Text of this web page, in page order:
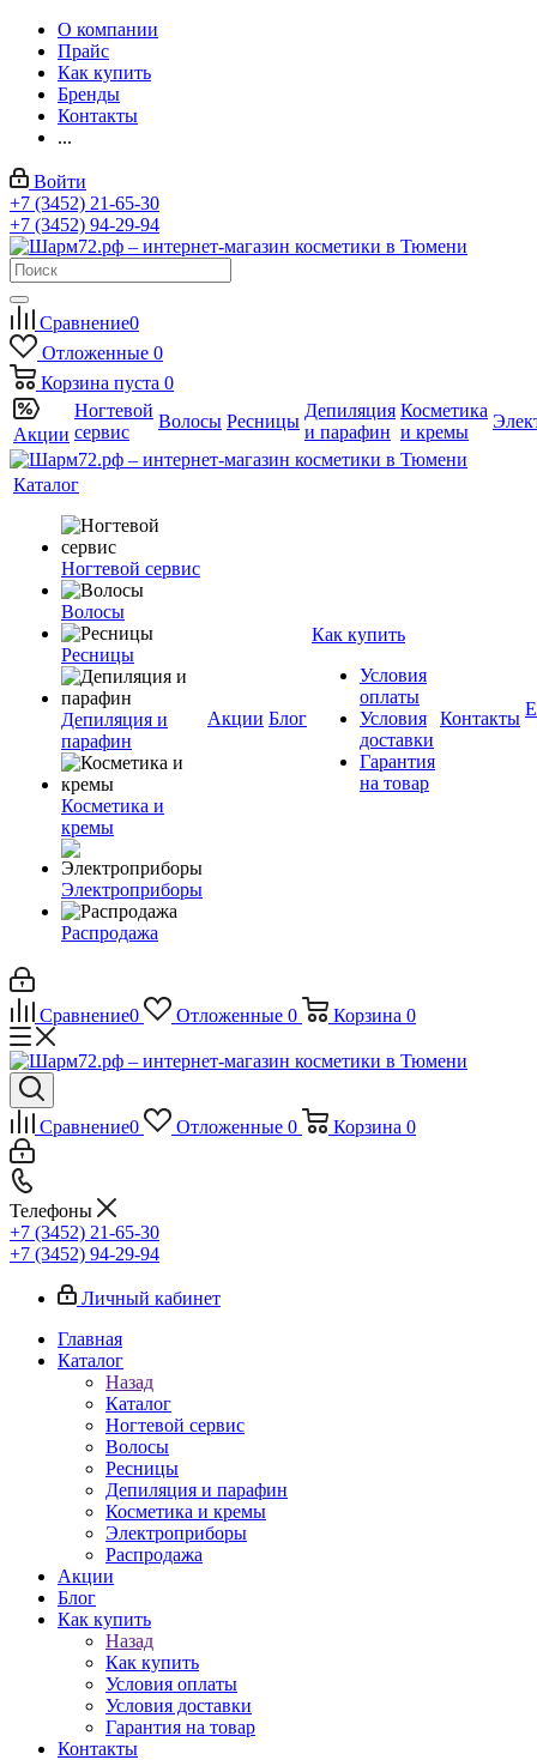
О компании
Прайс
Как купить
Бренды
Контакты
...
Войти
+7 (3452) 21-65-30
+7 (3452) 94-29-94
Сравнение0
Отложенные 0
Корзина пуста 0
Акции
Ногтевой
сервис
Волосы Ресницы
Депиляция
и парафин
Косметика
и кремы
Каталог
Ногтевой сервис
Волосы
Ресницы
Депиляция и
парафин
Косметика и
кремы
Электроприборы
Распродажа
Акции Блог
Как купить
Условия
оплаты
Условия
доставки
Гарантия
на товар
Контакты
Сравнение0 Отложенные 0 Корзина 0
Сравнение0 Отложенные 0 Корзина 0
Телефоны
+7 (3452) 21-65-30
+7 (3452) 94-29-94
Личный кабинет
Главная
Каталог
Назад
Каталог
Ногтевой сервис
Волосы
Ресницы
Депиляция и парафин
Косметика и кремы
Электроприборы
Распродажа
Акции
Блог
Как купить
Назад
Как купить
Условия оплаты
Условия доставки
Гарантия на товар
Контакты